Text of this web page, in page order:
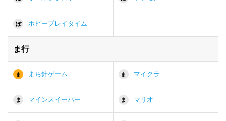
ぽ ポピープレイタイム
ま行
ま まち針ゲーム ま マイクラ
ま マインスイーパー ま マリオ